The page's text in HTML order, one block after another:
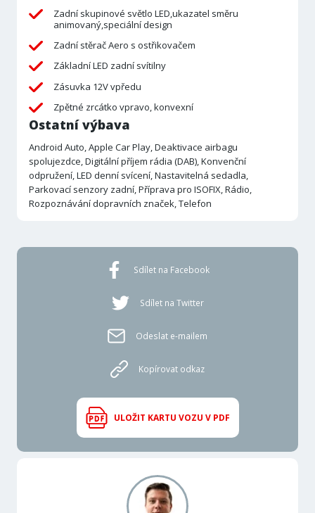
Zadní skupinové světlo LED,ukazatel směru
animovaný,speciální design
Zadní stěrač Aero s ostřikovačem
Základní LED zadní svítilny
Zásuvka 12V vpředu
Zpětné zrcátko vpravo, konvexní
Ostatní výbava
Android Auto, Apple Car Play, Deaktivace airbagu
spolujezdce, Digitální příjem rádia (DAB), Konvenční
odpružení, LED denní svícení, Nastavitelná sedadla,
Parkovací senzory zadní, Příprava pro ISOFIX, Rádio,
Rozpoznávání dopravních značek, Telefon
Sdílet na Facebook
Sdílet na Twitter
Odeslat e-mailem
Kopírovat odkaz
ULOŽIT KARTU VOZU V PDF